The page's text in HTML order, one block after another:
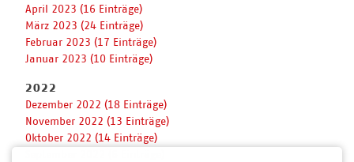
April 2023 (16 Einträge)
März 2023 (24 Einträge)
Februar 2023 (17 Einträge)
Januar 2023 (10 Einträge)
2022
Dezember 2022 (18 Einträge)
November 2022 (13 Einträge)
Oktober 2022 (14 Einträge)